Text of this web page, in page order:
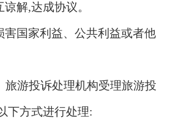
解,达成协议。
害国家利益、公共利益或者他
游投诉处理机构受理旅游投
下方式进行处理: